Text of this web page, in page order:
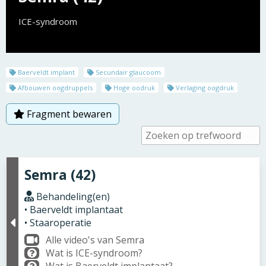
ICE-syndroom
Baerveldt implant
Secundair glaucoom
Afbouwen oogdruppels
Hoge oodruk Verlaging oogdruk
Fragment bewaren
Semra (42)
Behandeling(en)
• Baerveldt implantaat
• Staaroperatie
Alle video's van Semra
Wat is ICE-syndroom?